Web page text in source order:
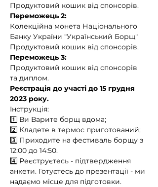
Продуктовий кошик від спонсорів.
Переможець 2:
Колекційна монета Національного
Банку України "Український Борщ"
Продуктовий кошик від спонсорів.
Переможець 3:
Продуктовий кошик від спонсорів
та диплом.
Реєстрація до участі до 15 грудня
2023 року.
Інструкція:
1️⃣ Ви Варите борщ вдома;
2️⃣ Кладете в термос приготований;
3️⃣ Приходите на фестиваль борщу з
12:00 до 14:50.
4️⃣ Реєструєтесь - підтвердження
анкети. Готуєтесь до презентації - ми
надаємо місце для підготовки.